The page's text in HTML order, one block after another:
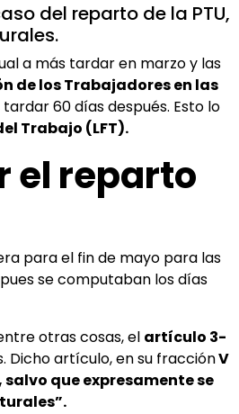
del reparto de la PTU,
a más tardar en marzo y las
de los Trabajadores en las
60 días después. Esto lo
Trabajo (LFT).
el reparto
para el fin de mayo para las
se computaban los días
otras cosas, el artículo 3-
Dicho artículo, en su fracciónV
que expresamente se